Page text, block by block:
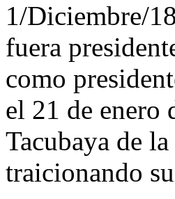
1/Diciembre/
fuera
como
el 21 de enero
Tacubaya de
traicionando